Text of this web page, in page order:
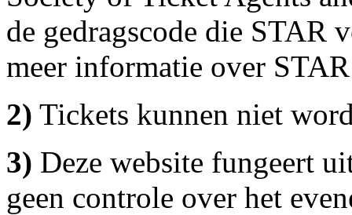
de gedragscode die STAR
meer informatie over
2) Tickets kunnen niet
3) Deze website fungeert
geen controle over het